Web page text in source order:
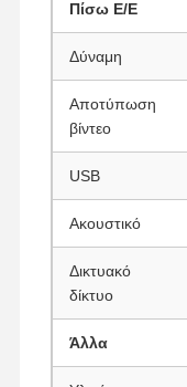
Φάιργουολ Μίνι PC
Βιομηχανικό μίνι PC
Υπολογιστής
Πίσω Ε/Ε
Δύναμη
Αποτύπωση
βίντεο
USB
Ακουστικό
Δικτυακό
δίκτυο
Άλλα